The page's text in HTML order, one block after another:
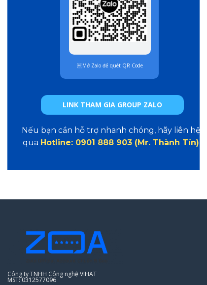
Mở Zalo để quét QR Code
Nếu bạn cần hỗ trợ nhanh chóng, hãy liên hệ
qua Hotline: 0901 888 903 (Mr. Thành Tín)
LINK THAM GIA GROUP ZALO
Công ty TNHH Công nghệ VIHAT
MST: 0312577096